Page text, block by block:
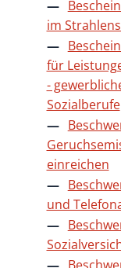
im
für
-
Sozialberufe
einreichen
und